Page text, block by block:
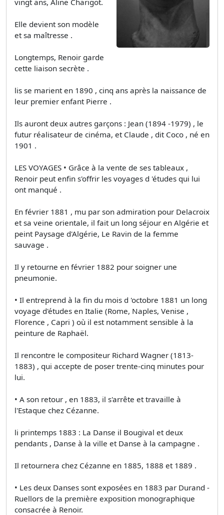
Elle devient son modèle
et sa maîtresse .
Longtemps, Renoir garde
cette liaison secrète .
lis se marient en 1890 , cinq ans après la naissance de
leur premier enfant Pierre .
Ils auront deux autres garçons : Jean (1894 -1979) , le
futur réalisateur de cinéma, et Claude , dit Coco , né en
1901 .
LES VOYAGES • Grâce à la vente de ses tableaux ,
Renoir peut enfin s'offrir les voyages d 'études qui lui
ont manqué .
En février 1881 , mu par son admiration pour Delacroix
et sa veine orientale, il fait un long séjour en Algérie et
peint Paysage d'Algérie, Le Ravin de la femme
sauvage .
Il y retourne en février 1882 pour soigner une
pneumonie.
• Il entreprend à la fin du mois d 'octobre 1881 un long
voyage d'études en Italie (Rome, Naples, Venise ,
Florence , Capri ) où il est notamment sensible à la
peinture de Raphaël.
Il rencontre le compositeur Richard Wagner (1813-
1883) , qui accepte de poser trente-cinq minutes pour
lui.
• A son retour , en 1883, il s'arrête et travaille à
l'Estaque chez Cézanne.
li printemps 1883 : La Danse il Bougival et deux
pendants , Danse à la ville et Danse à la campagne .
Il retournera chez Cézanne en 1885, 1888 et 1889 .
• Les deux Danses sont exposées en 1883 par Durand -
Ruellors de la première exposition monographique
consacrée à Renoir.